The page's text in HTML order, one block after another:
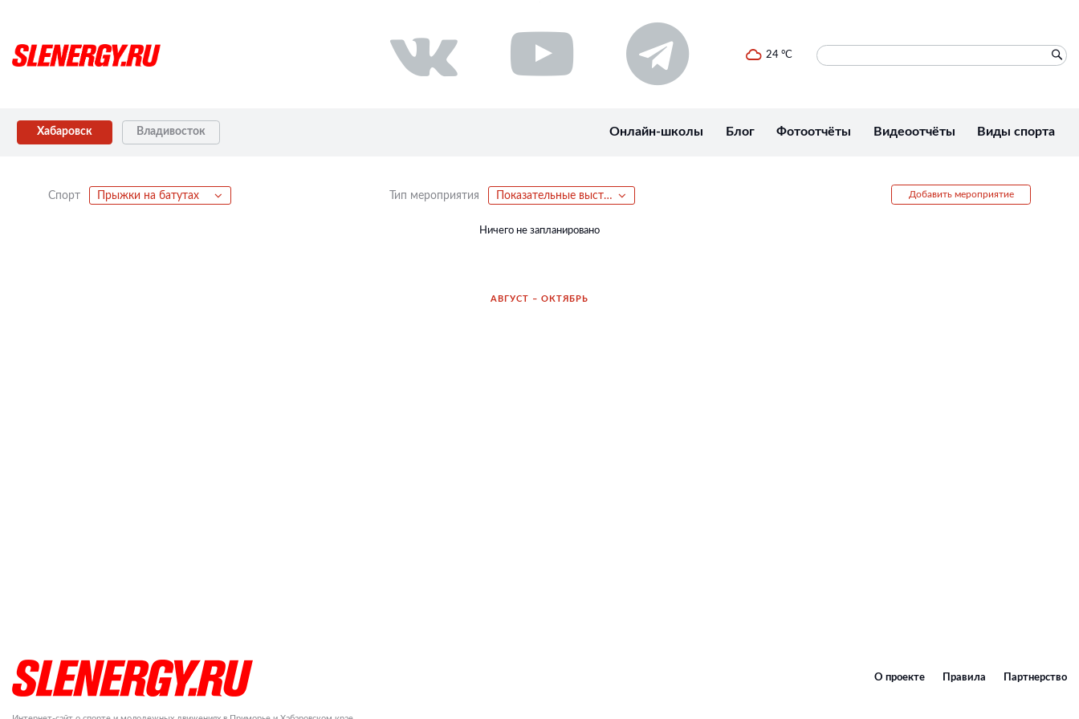
24 °C
Хабаровск Владивосток Онлайн-школы Блог Фотоотчёты Видеоотчёты Виды спорта
Спорт Прыжки на батутах Тип мероприятия Показательные выступления Добавить мероприятие
Ничего не запланировано
АВГУСТ – ОКТЯБРЬ
О проекте Правила Партнерство